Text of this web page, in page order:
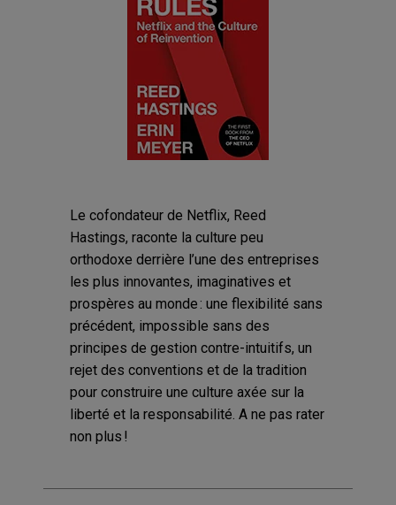
Le cofondateur de Netflix, Reed
Hastings, raconte la culture peu
orthodoxe derrière l’une des entreprises
les plus innovantes, imaginatives et
prospères au monde : une flexibilité sans
précédent, impossible sans des
principes de gestion contre-intuitifs, un
rejet des conventions et de la tradition
pour construire une culture axée sur la
liberté et la responsabilité. A ne pas rater
non plus !